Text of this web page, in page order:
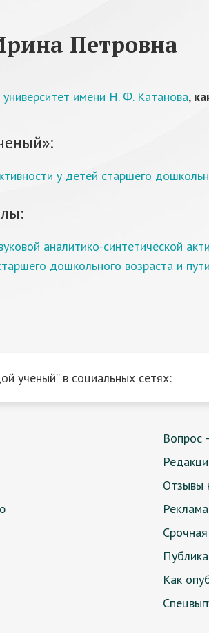
Петровна
университет имени Н. Ф. Катанова,
у детей старшего
аналитико-синтетической
дошкольного возраста и
ученый” в социальных сетях:
Вопрос
Отзывы
Как